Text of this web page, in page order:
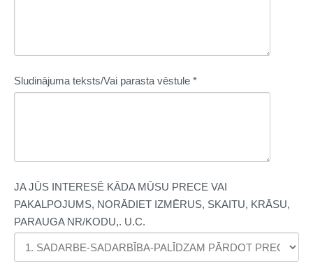
Sludinājuma teksts/Vai parasta vēstule *
JA JŪS INTERESĒ KĀDA MŪSU PRECE VAI
PAKALPOJUMS, NORĀDIET IZMĒRUS, SKAITU, KRĀSU,
PARAUGA NR/KODU,. U.C.